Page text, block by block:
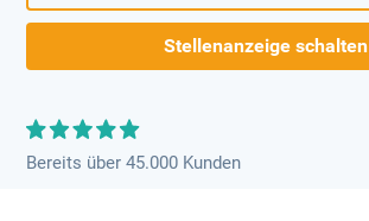
Stellenanzeige schalten
Bereits über 45.000 Kunden